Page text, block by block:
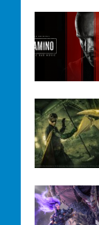
e
b
o
o